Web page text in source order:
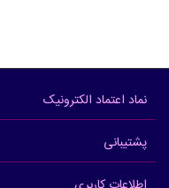
نماد اعتماد الکترونیک
پشتیبانی